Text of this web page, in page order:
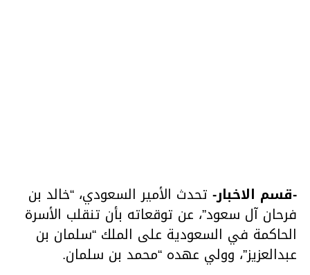
-قسم الاخبار-تحدث الأمير السعودي، “خالد بن
فرحان آل سعود”، عن توقعاته بأن تنقلب الأسرة
الحاكمة في السعودية على الملك “سلمان بن
عبدالعزيز”، وولي عهده “محمد بن سلمان.